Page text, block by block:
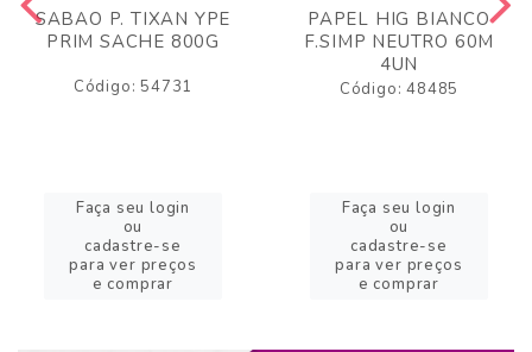
SABAO P. TIXAN YPE
PRIM SACHE 800G
Código: 54731
Faça seu login
ou
cadastre-se
para ver preços
e comprar
PAPEL HIG BIANCO
F.SIMP NEUTRO 60M
4UN
Código: 48485
Faça seu login
ou
cadastre-se
para ver preços
e comprar